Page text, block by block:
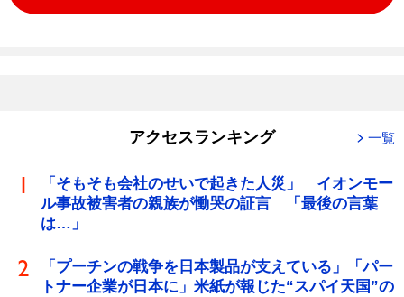
アクセスランキング 一覧
「そもそも会社のせいで起きた人災」 イオンモー
ル事故被害者の親族が慟哭の証言 「最後の言葉
は…」
「プーチンの戦争を日本製品が支えている」「パー
トナー企業が日本に」米紙が報じた“スパイ天国”の